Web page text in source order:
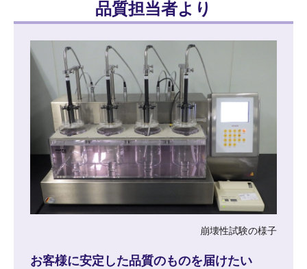
品質担当者より
崩壊性試験の様子
お客様に安定した品質のものを届けたい